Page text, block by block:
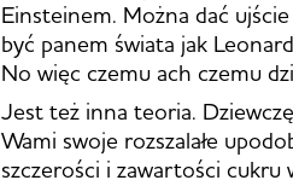
Einsteinem. Można dać
być panem świata jak
No więc czemu ach czemu
Jest też inna teoria.
Wami swoje rozszalałe
szczerości i zawartości cukru